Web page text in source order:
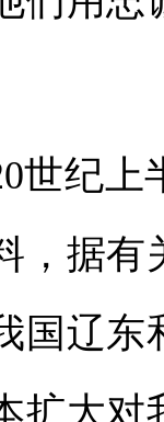
纪上
，据有
国辽东
扩大对